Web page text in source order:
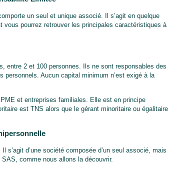
un seul et unique associé. Il s’agit en quelque
vous pourrez retrouver les principales caractéristiques à
entre 2 et 100 personnes. Ils ne sont responsables des
personnels. Aucun capital minimum n’est exigé à la
et entreprises familiales. Elle est en principe
est TNS alors que le gérant minoritaire ou égalitaire
s’agit d’une société composée d’un seul associé, mais
comme nous allons la découvrir.